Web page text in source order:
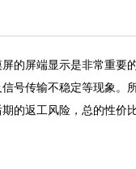
的屏端显示是非常重要
号传输不稳定等现象。
的返工风险，总的性价